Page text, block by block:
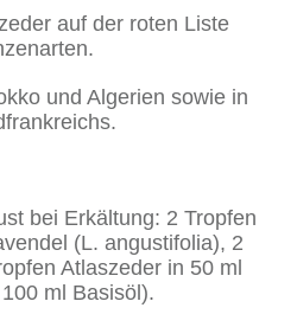
auf der roten Liste
und Algerien sowie in
bei Erkältung: 2 Tropfen
(L. angustifolia), 2
Atlaszeder in 50 ml
ml Basisöl).